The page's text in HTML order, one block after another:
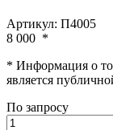
Артикул: П4005
8 000 *
* Информация о
является
По запросу